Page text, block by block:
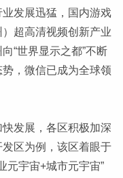
发展迅猛，国内游戏
超高清视频创新产业
“世界显示之都”不断
，微信已成为全球领
发展，各区积极加深
区为例，该区着眼于
元宇宙+城市元宇宙”